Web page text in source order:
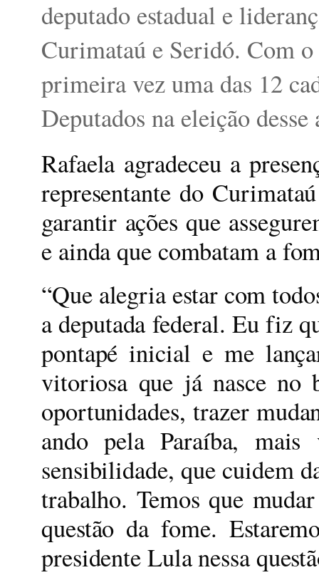
deputado estadual e
Curimataú e Seridó. Com
primeira vez uma das 12
Deputados na eleição desse
Rafaela agradeceu a
representante do
garantir ações que
e ainda que combatam a
“Que alegria estar com
a deputada federal. Eu fiz
pontapé inicial e me
vitoriosa que já nasce no
oportunidades, trazer
ando pela Paraíba,
sensibilidade, que cuidem
trabalho. Temos que
questão da fome.
presidente Lula nessa